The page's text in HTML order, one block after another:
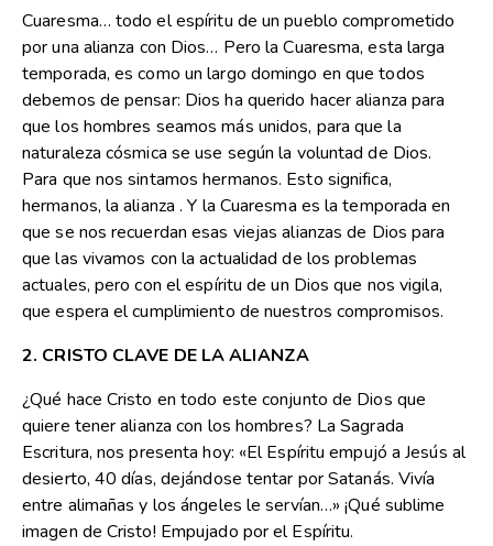
Cuaresma… todo el espíritu de un pueblo comprometido
por una alianza con Dios… Pero la Cuaresma, esta larga
temporada, es como un largo domingo en que todos
debemos de pensar: Dios ha querido hacer alianza para
que los hombres seamos más unidos, para que la
naturaleza cósmica se use según la voluntad de Dios.
Para que nos sintamos hermanos. Esto significa,
hermanos, la alianza . Y la Cuaresma es la temporada en
que se nos recuerdan esas viejas alianzas de Dios para
que las vivamos con la actualidad de los problemas
actuales, pero con el espíritu de un Dios que nos vigila,
que espera el cumplimiento de nuestros compromisos.
2. CRISTO CLAVE DE LA ALIANZA
¿Qué hace Cristo en todo este conjunto de Dios que
quiere tener alianza con los hombres? La Sagrada
Escritura, nos presenta hoy: «El Espíritu empujó a Jesús al
desierto, 40 días, dejándose tentar por Satanás. Vivía
entre alimañas y los ángeles le servían…» ¡Qué sublime
imagen de Cristo! Empujado por el Espíritu.